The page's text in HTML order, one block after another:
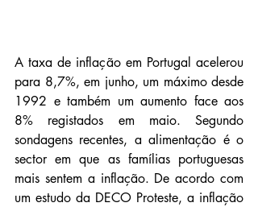
A taxa de inflação em Portugal acelerou
para 8,7%, em junho, um máximo desde
1992 e também um aumento face aos
8% registados em maio. Segundo
sondagens recentes, a alimentação é o
sector em que as famílias portuguesas
mais sentem a inflação. De acordo com
um estudo da DECO Proteste, a inflação